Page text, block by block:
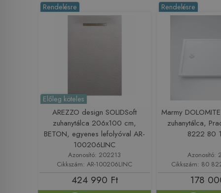
Rendelésre
Előleg köteles
AREZZO design SOLIDSoft
zuhanytálca 206x100 cm,
BETON, egyenes lefolyóval AR-
100206LINC
Azonosító: 202213
Cikkszám: AR-100206LINC
424 990 Ft
Rendelésre
Marmy
zuhanytálca,
8222 80
Azonosító:
Cikkszám: 80
178